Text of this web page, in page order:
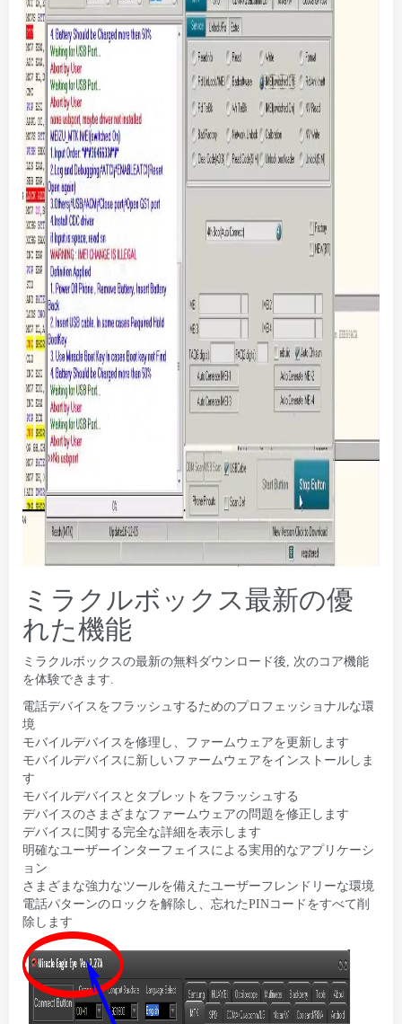
ミラクルボックス最新の優
れた機能
ミラクルボックスの最新の無料ダウンロード後, 次のコア機能
を体験できます.
電話デバイスをフラッシュするためのプロフェッショナルな環
境
モバイルデバイスを修理し、ファームウェアを更新します
モバイルデバイスに新しいファームウェアをインストールしま
す
モバイルデバイスとタブレットをフラッシュする
デバイスのさまざまなファームウェアの問題を修正します
デバイスに関する完全な詳細を表示します
明確なユーザーインターフェイスによる実用的なアプリケーシ
ョン
さまざまな強力なツールを備えたユーザーフレンドリーな環境
電話パターンのロックを解除し、忘れたPINコードをすべて削
除します